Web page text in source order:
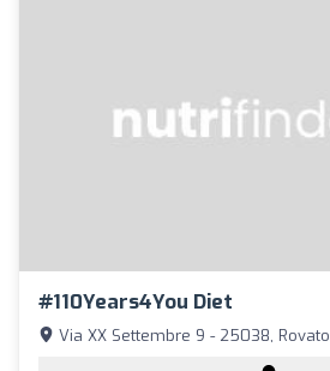
#110Years4You Diet
Via XX Settembre 9 - 25038, Rovato